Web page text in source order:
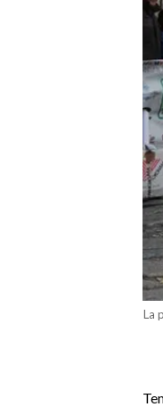
SERVIZI ALLE IMPRESE
La